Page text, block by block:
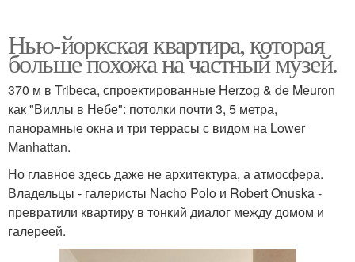
Нью-йоркская квартира, которая
больше похожа на частный музей.
370 м в Tribeca, спроектированные Herzog & de Meuron
как "Виллы в Небе": потолки почти 3, 5 метра,
панорамные окна и три террасы с видом на Lower
Manhattan.
Но главное здесь даже не архитектура, а атмосфера.
Владельцы - галеристы Nacho Polo и Robert Onuska -
превратили квартиру в тонкий диалог между домом и
галереей.